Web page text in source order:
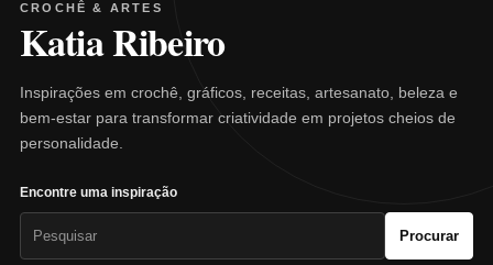
CROCHÊ & ARTES
Katia Ribeiro
Inspirações em crochê, gráficos, receitas, artesanato, beleza e
bem-estar para transformar criatividade em projetos cheios de
personalidade.
Encontre uma inspiração
Procurar